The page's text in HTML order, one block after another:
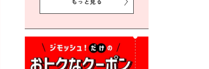
対抗「福岡駅伝」出場選手募
集！
もっと見る